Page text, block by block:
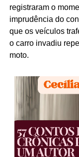
registraram o
imprudência do
que os veículos
o carro invadiu
moto.